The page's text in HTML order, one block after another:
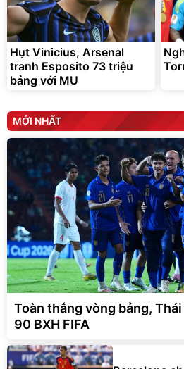
Hụt Vinicius, Arsenal
tranh Esposito 73 triệu
bảng với MU
MỚI NHẤT
Toàn thắng vòng bảng,
90 BXH FIFA